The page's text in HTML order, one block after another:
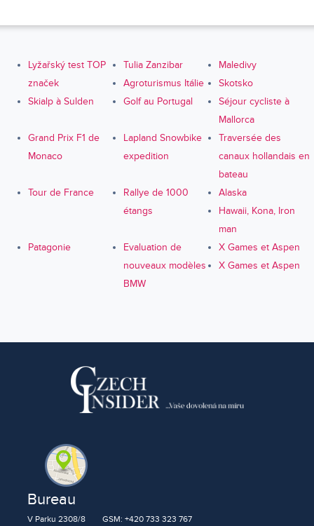
Lyžařský test TOP
značek
Tulia Zanzibar
Maledivy
Agroturismus Itálie
Skotsko
Skialp à Sulden
Golf au Portugal
Séjour cycliste à
Mallorca
Grand Prix F1 de
Monaco
Lapland Snowbike
expedition
Traversée des
canaux hollandais en
bateau
Tour de France
Rallye de 1000
étangs
Alaska
Hawaii, Kona, Iron
man
Patagonie
Evaluation de
nouveaux modèles
BMW
X Games et Aspen
X Games et Aspen
Bureau
V Parku 2308/8
GSM: +420 733 323 767